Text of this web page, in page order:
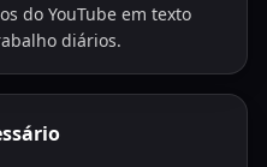
do YouTube em texto
diários.